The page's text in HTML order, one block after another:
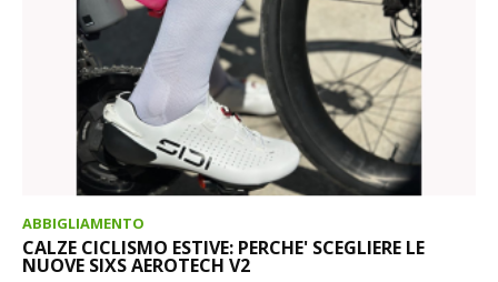
ABBIGLIAMENTO
CALZE CICLISMO ESTIVE: PERCHE' SCEGLIERE LE
NUOVE SIXS AEROTECH V2